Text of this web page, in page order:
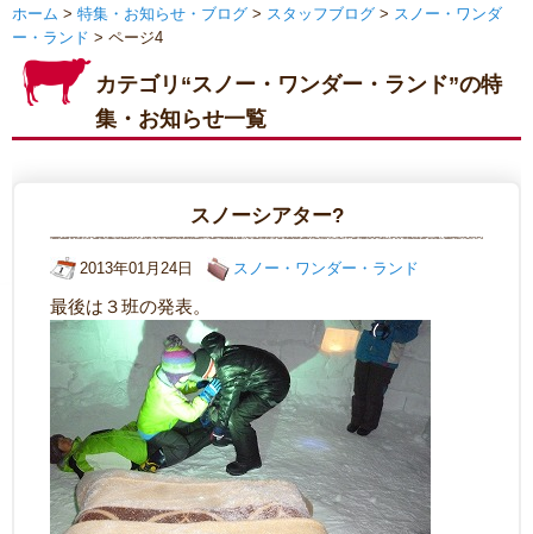
ホーム > 特集・お知らせ・ブログ > スタッフブログ > スノー・ワンダ
ー・ランド > ページ4
カテゴリ“スノー・ワンダー・ランド”の特
集・お知らせ一覧
スノーシアター?
2013年01月24日 スノー・ワンダー・ランド
最後は３班の発表。